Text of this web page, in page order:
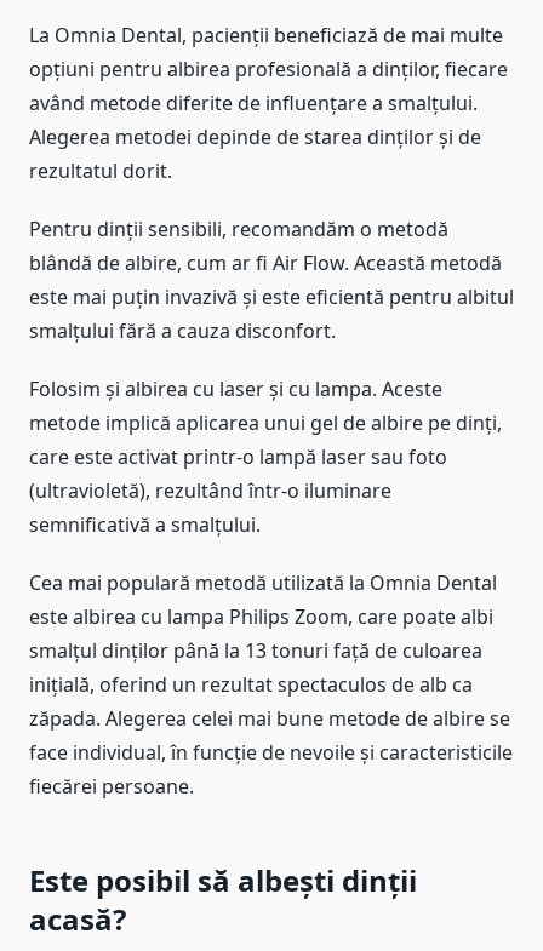
La Omnia Dental, pacienții beneficiază de mai multe
opțiuni pentru albirea profesională a dinților, fiecare
având metode diferite de influențare a smalțului.
Alegerea metodei depinde de starea dinților și de
rezultatul dorit.
Pentru dinții sensibili, recomandăm o metodă
blândă de albire, cum ar fi Air Flow. Această metodă
este mai puțin invazivă și este eficientă pentru albitul
smalțului fără a cauza disconfort.
Folosim și albirea cu laser și cu lampa. Aceste
metode implică aplicarea unui gel de albire pe dinți,
care este activat printr-o lampă laser sau foto
(ultravioletă), rezultând într-o iluminare
semnificativă a smalțului.
Cea mai populară metodă utilizată la Omnia Dental
este albirea cu lampa Philips Zoom, care poate albi
smalțul dinților până la 13 tonuri față de culoarea
inițială, oferind un rezultat spectaculos de alb ca
zăpada. Alegerea celei mai bune metode de albire se
face individual, în funcție de nevoile și caracteristicile
fiecărei persoane.
Este posibil să albești dinții
acasă?